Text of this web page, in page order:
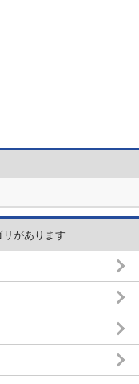
があります